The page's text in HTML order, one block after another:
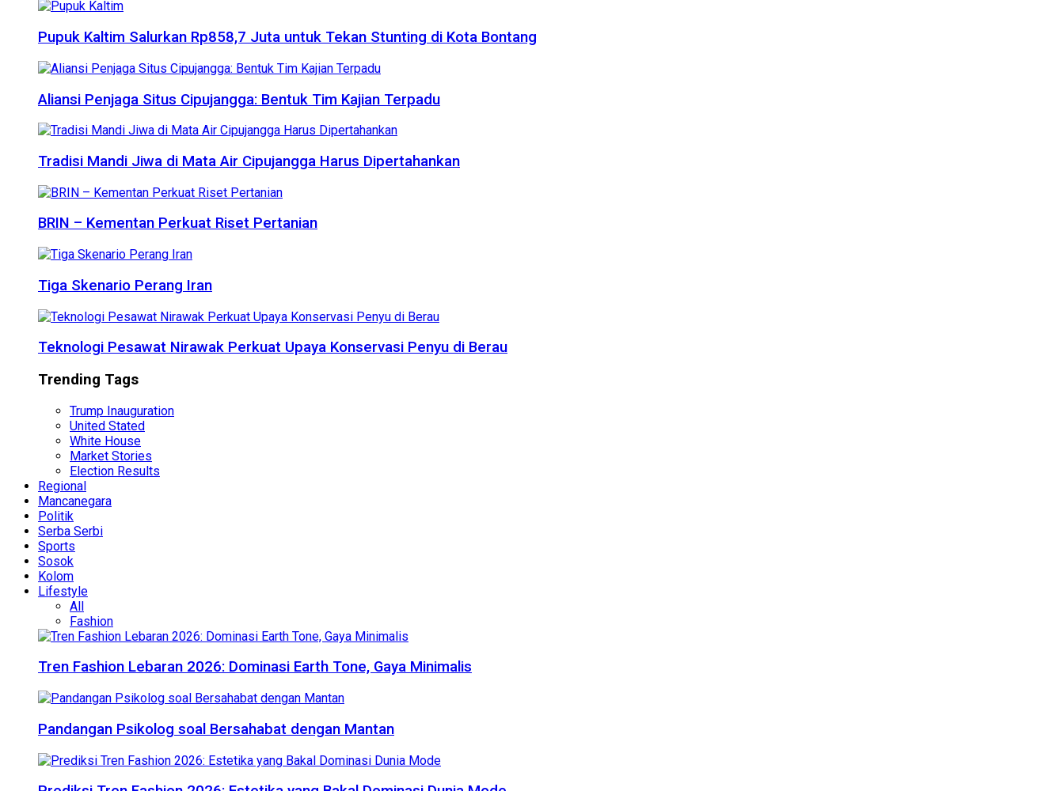
Pupuk Kaltim Salurkan Rp858,7 Juta untuk Tekan Stunting di Kota Bontang
Aliansi Penjaga Situs Cipujangga: Bentuk Tim Kajian Terpadu
Tradisi Mandi Jiwa di Mata Air Cipujangga Harus Dipertahankan
BRIN – Kementan Perkuat Riset Pertanian
Tiga Skenario Perang Iran
Teknologi Pesawat Nirawak Perkuat Upaya Konservasi Penyu di Berau
Trending Tags
Trump Inauguration
United Stated
White House
Market Stories
Election Results
Regional
Mancanegara
Politik
Serba Serbi
Sports
Sosok
Kolom
Lifestyle
All
Fashion
Tren Fashion Lebaran 2026: Dominasi Earth Tone, Gaya Minimalis
Pandangan Psikolog soal Bersahabat dengan Mantan